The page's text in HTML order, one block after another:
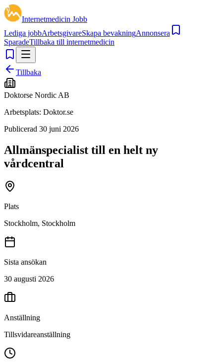
Internetmedicin Jobb
Lediga jobbArbetsgivareSkapa bevakningAnnonsera
SparadeTillbaka till internetmedicin
Tillbaka
Doktorse Nordic AB
Arbetsplats: Doktor.se
Publicerad 30 juni 2026
Allmänspecialist till en helt ny
vårdcentral
Plats
Stockholm, Stockholm
Sista ansökan
30 augusti 2026
Anställning
Tillsvidareanställning